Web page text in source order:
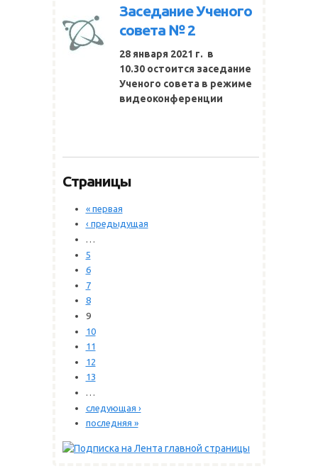
Заседание Ученого
совета № 2
28 января 2021 г. в
10.30 остоится заседание
Ученого совета в режиме
видеоконференции
Страницы
« первая
‹ предыдущая
…
5
6
7
8
9
10
11
12
13
…
следующая ›
последняя »